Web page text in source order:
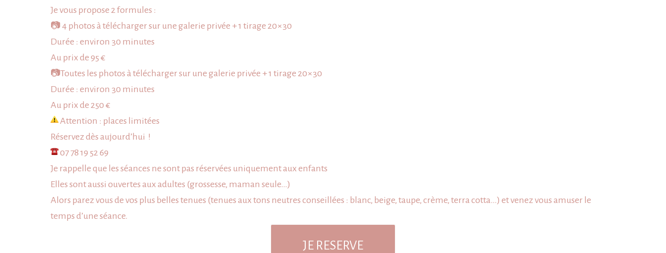
Je vous propose 2 formules :
📷 4 photos à télécharger sur une galerie privée + 1 tirage 20×30
Durée : environ 30 minutes
Au prix de 95 €
📷Toutes les photos à télécharger sur une galerie privée + 1 tirage 20×30
Durée : environ 30 minutes
Au prix de 250 €
Attention : places limitées
Réservez dès aujourd’hui !
07 78 19 52 69
Je rappelle que les séances ne sont pas réservées uniquement aux enfants
Elles sont aussi ouvertes aux adultes (grossesse, maman seule…)
Alors parez vous de vos plus belles tenues (tenues aux tons neutres conseillées : blanc, beige, taupe, crème, terra cotta…) et venez vous amuser le
temps d’une séance.
JE RESERVE